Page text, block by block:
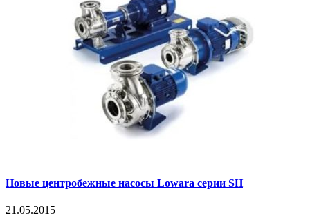
Новые центробежные насосы Lowara серии SH
21.05.2015